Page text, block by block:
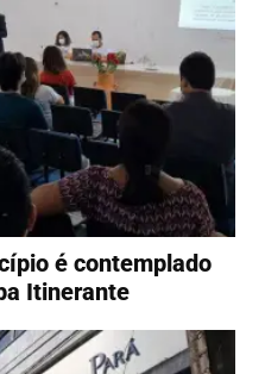
é contemplado
Itinerante